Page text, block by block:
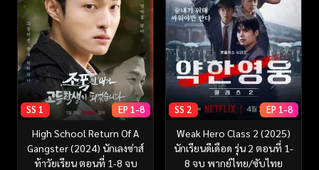
SS 1 EP 1-8
High School Return Of A
Gangster (2024) นักเลงซ่าส์
ท้าวัยเรียน ตอนที่ 1-8 จบ
SS 2 EP 1-8
Weak Hero Class 2 (2025)
นักเรียนดีเดือด รุ่น 2 ตอนที่ 1-
8 จบ พากย์ไทย/ซับไทย